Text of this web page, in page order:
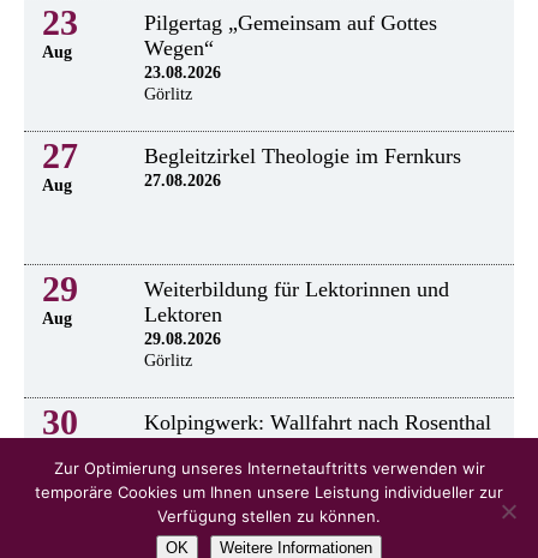
23
Aug
Pilgertag „Gemeinsam auf Gottes
Wegen“
23.08.2026
Görlitz
27
Aug
Begleitzirkel Theologie im Fernkurs
27.08.2026
29
Aug
Weiterbildung für Lektorinnen und
Lektoren
29.08.2026
Görlitz
30 Kolpingwerk: Wallfahrt nach Rosenthal
alle Veranstaltungen
Zur Optimierung unseres Internetauftritts verwenden wir
temporäre Cookies um Ihnen unsere Leistung individueller zur
Verfügung stellen zu können.
OK Weitere Informationen